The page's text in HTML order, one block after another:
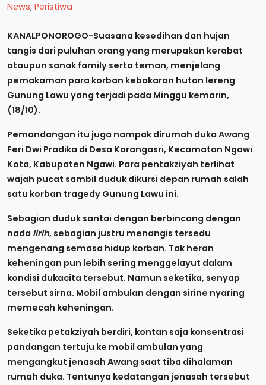
News, Peristiwa
KANALPONOROGO-Suasana kesedihan dan hujan
tangis dari puluhan orang yang merupakan kerabat
ataupun sanak family serta teman, menjelang
pemakaman para korban kebakaran hutan lereng
Gunung Lawu yang terjadi pada Minggu kemarin,
(18/10).
Pemandangan itu juga nampak dirumah duka Awang
Feri Dwi Pradika di Desa Karangasri, Kecamatan Ngawi
Kota, Kabupaten Ngawi. Para pentakziyah terlihat
wajah pucat sambil duduk dikursi depan rumah salah
satu korban tragedy Gunung Lawu ini.
Sebagian duduk santai dengan berbincang dengan
nada lirih, sebagian justru menangis tersedu
mengenang semasa hidup korban. Tak heran
keheningan pun lebih sering menggelayut dalam
kondisi dukacita tersebut. Namun seketika, senyap
tersebut sirna. Mobil ambulan dengan sirine nyaring
memecah keheningan.
Seketika petakziyah berdiri, kontan saja konsentrasi
pandangan tertuju ke mobil ambulan yang
mengangkut jenasah Awang saat tiba dihalaman
rumah duka. Tentunya kedatangan jenasah tersebut